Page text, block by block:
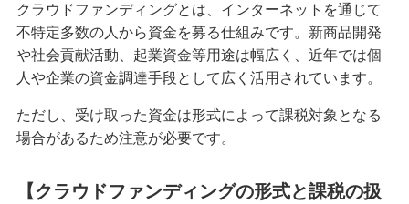
クラウドファンディングとは、インターネットを通じて
不特定多数の人から資金を募る仕組みです。新商品開発
や社会貢献活動、起業資金等用途は幅広く、近年では個
人や企業の資金調達手段として広く活用されています。
ただし、受け取った資金は形式によって課税対象となる
場合があるため注意が必要です。
【クラウドファンディングの形式と課税の扱